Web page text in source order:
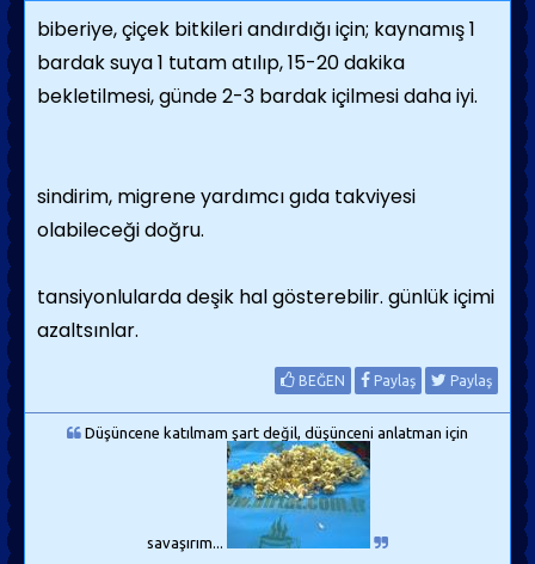
biberiye, çiçek bitkileri andırdığı için; kaynamış 1
bardak suya 1 tutam atılıp, 15-20 dakika
bekletilmesi, günde 2-3 bardak içilmesi daha iyi.
sindirim, migrene yardımcı gıda takviyesi
olabileceği doğru.
tansiyonlularda deşik hal gösterebilir. günlük içimi
azaltsınlar.
BEĞEN Paylaş Paylaş
Düşüncene katılmam şart değil, düşünceni anlatman için
savaşırım...